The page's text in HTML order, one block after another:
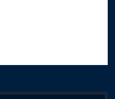
aceasta pagina